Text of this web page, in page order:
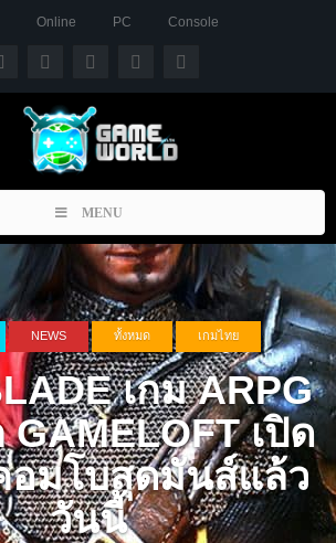
Online PC Console
Toggle
navigation
MENU
NEWS ทั้งหมด เกมไทย
เกม ARPG
เปิด
อมโบสุดมันส์แล้ว
วันนี้